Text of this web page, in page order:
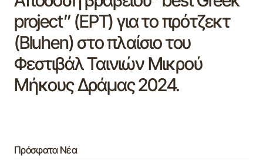
project” (ΕΡΤ) για το πρότζεκτ
(Bluhen) στο πλαίσιο του
Φεστιβάλ Ταινιών Μικρού
Μήκους Δράμας 2024.
Πρόσφατα Νέα